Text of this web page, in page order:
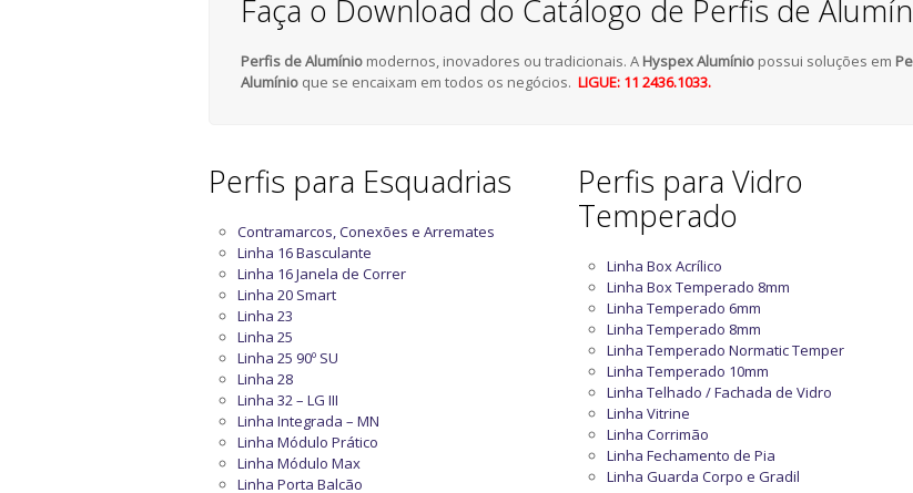
Faça o Download do Catálogo de Perfis de
Perfis de Alumínio modernos, inovadores ou tradicionais. A Hyspex Alumínio possui soluções em
Alumínio que se encaixam em todos os negócios. LIGUE: 11 2436.1033.
Perfis para Esquadrias
Contramarcos, Conexões e Arremates
Linha 16 Basculante
Linha 16 Janela de Correr
Linha 20 Smart
Linha 23
Linha 25
Linha 25 90º SU
Linha 28
Linha 32 – LG III
Linha Integrada – MN
Linha Módulo Prático
Linha Módulo Max
Linha Porta Balcão
Perfis para Vidro
Temperado
Linha Box Acrílico
Linha Box Temperado 8mm
Linha Temperado 6mm
Linha Temperado 8mm
Linha Temperado Normatic Temper
Linha Temperado 10mm
Linha Telhado / Fachada de Vidro
Linha Vitrine
Linha Corrimão
Linha Fechamento de Pia
Linha Guarda Corpo e Gradil